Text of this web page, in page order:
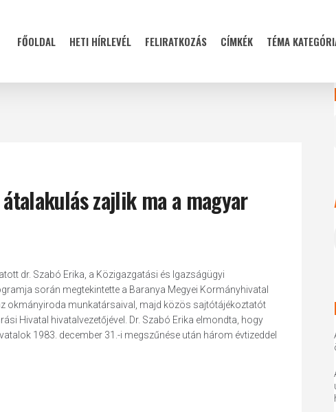
FŐOLDAL HETI HÍRLEVÉL FELIRATKOZÁS CÍMKÉK TÉMA
zajlik ma a magyar
dr. Szabó Erika, a Közigazgatási és Igazságügyi
során megtekintette a Baranya Megyei Kormányhivatal
okmányiroda munkatársaival, majd közös sajtótájékoztatót
Hivatal hivatalvezetőjével. Dr. Szabó Erika elmondta, hogy
1983. december 31.-i megszűnése után három évtizeddel